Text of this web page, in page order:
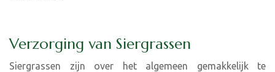
Verzorging van Siergrassen
Siergrassen zijn over het algemeen gemakkelijk te